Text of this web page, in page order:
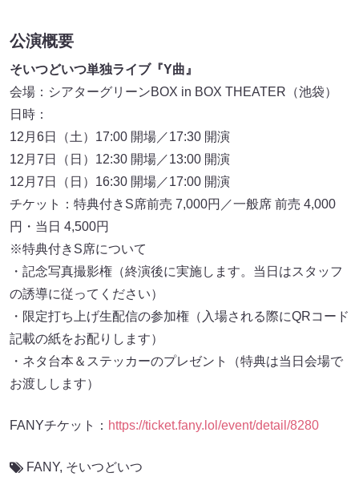
公演概要
そいつどいつ単独ライブ『Y曲』
会場：シアターグリーンBOX in BOX THEATER（池袋）
日時：
12月6日（土）17:00 開場／17:30 開演
12月7日（日）12:30 開場／13:00 開演
12月7日（日）16:30 開場／17:00 開演
チケット：特典付きS席前売 7,000円／一般席 前売 4,000
円・当日 4,500円
※特典付きS席について
・記念写真撮影権（終演後に実施します。当日はスタッフ
の誘導に従ってください）
・限定打ち上げ生配信の参加権（入場される際にQRコード
記載の紙をお配りします）
・ネタ台本＆ステッカーのプレゼント（特典は当日会場で
お渡しします）
FANYチケット： https://ticket.fany.lol/event/detail/8280
FANY, そいつどいつ